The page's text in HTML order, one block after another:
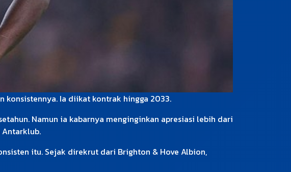
konsistennya. Ia diikat kontrak hingga 2033.
Namun ia kabarnya menginginkan apresiasi lebih dari
Antarklub.
itu. Sejak direkrut dari Brighton & Hove Albion,